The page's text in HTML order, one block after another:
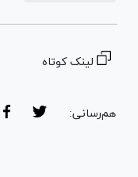
لینک کوتاه
هم‌رسانی: